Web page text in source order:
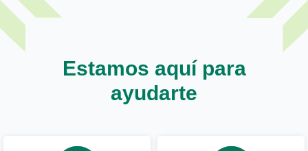
Estamos aquí para
ayudarte